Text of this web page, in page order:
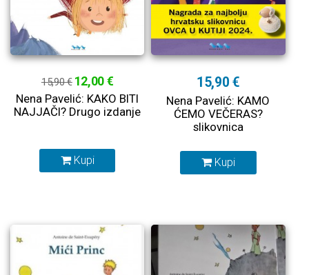
15,90 € 12,00 €
Nena Pavelić: KAKO BITI
NAJJAČI? Drugo izdanje
Kupi
15,90 €
Nena Pavelić: KAMO
ĆEMO VEČERAS?
slikovnica
Kupi